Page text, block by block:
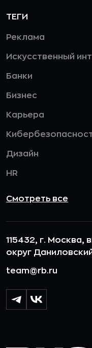
ТЕГИ
Реклама
Искусственный
Банки
Бизнес
Карьера
Дизайн
HR
Смотреть все
115432, г. Москва,
округ
team@rb.ru